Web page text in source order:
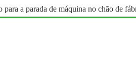
para a parada de máquina no chão de